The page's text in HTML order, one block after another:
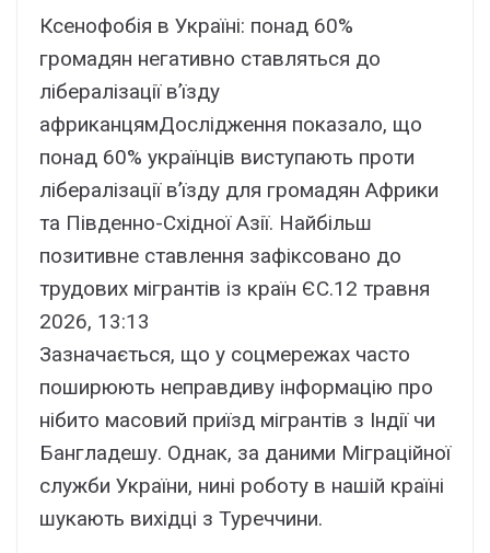
Ксенофобія в Україні: понад 60%
громадян негативно ставляться до
лібералізації вʼїзду
африканцямДослідження показало, що
понад 60% українців виступають проти
лібералізації в’їзду для громадян Африки
та Південно-Східної Азії. Найбільш
позитивне ставлення зафіксовано до
трудових мігрантів із країн ЄС.12 травня
2026, 13:13
Зазначається, що у соцмережах часто
поширюють неправдиву інформацію про
нібито масовий приїзд мігрантів з Індії чи
Бангладешу. Однак, за даними Міграційної
служби України, нині роботу в нашій країні
шукають вихідці з Туреччини.